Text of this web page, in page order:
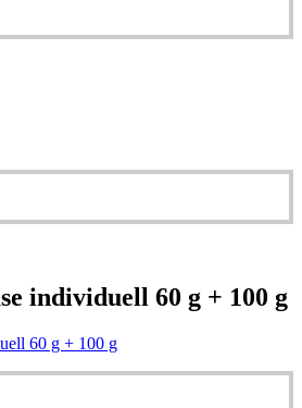
individuell 60 g + 100 g
60 g + 100 g